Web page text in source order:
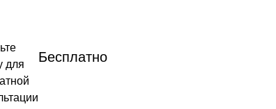
для
Бесплатно